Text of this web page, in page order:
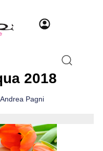
2018
Andrea Pagni